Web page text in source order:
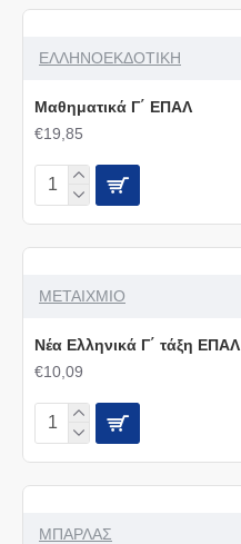
ΕΛΛΗΝΟΕΚΔΟΤΙΚΗ
Μαθηματικά Γ΄ ΕΠΑΛ
€19,85
ΜΕΤΑΙΧΜΙΟ
Νέα Ελληνικά Γ΄ τάξη ΕΠΑΛ
€10,09
ΜΠΑΡΛΑΣ